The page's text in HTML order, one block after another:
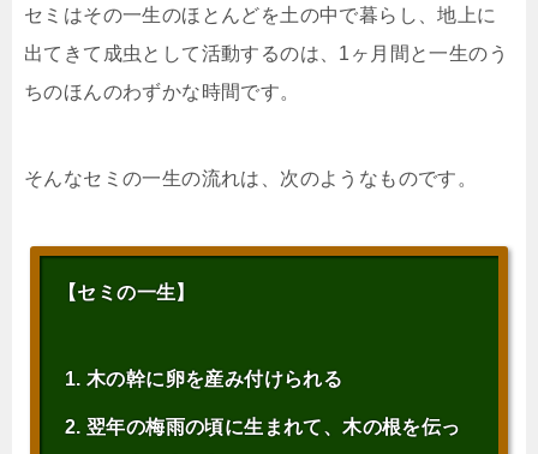
セミはその一生のほとんどを土の中で暮らし、地上に
出てきて成虫として活動するのは、1ヶ月間と一生のう
ちのほんのわずかな時間です。
そんなセミの一生の流れは、次のようなものです。
【セミの一生】
木の幹に卵を産み付けられる
翌年の梅雨の頃に生まれて、木の根を伝っ